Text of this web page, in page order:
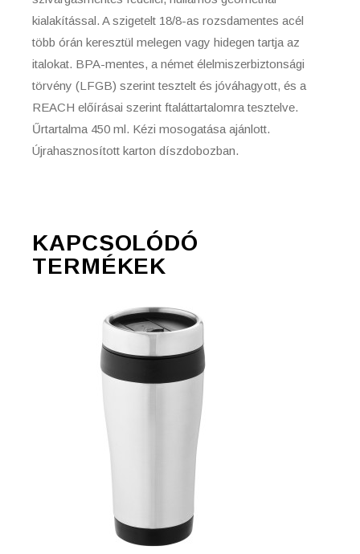
kialakítással. A szigetelt 18/8-as rozsdamentes acél
több órán keresztül melegen vagy hidegen tartja az
italokat. BPA-mentes, a német élelmiszerbiztonsági
törvény (LFGB) szerint tesztelt és jóváhagyott, és a
REACH előírásai szerint ftaláttartalomra tesztelve.
Űrtartalma 450 ml. Kézi mosogatása ajánlott.
Újrahasznosított karton díszdobozban.
KAPCSOLÓDÓ
TERMÉKEK